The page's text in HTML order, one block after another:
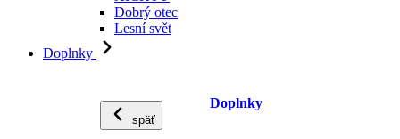
Dobrý otec
Lesní svět
Doplnky
späť
Doplnky